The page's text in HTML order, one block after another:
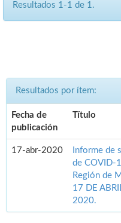
Resultados 1-1 de 1.
Resultados por ítem:
Fecha de
publicación
Título
17-abr-2020
Informe de
de COVID-
Región de
17 DE
2020.